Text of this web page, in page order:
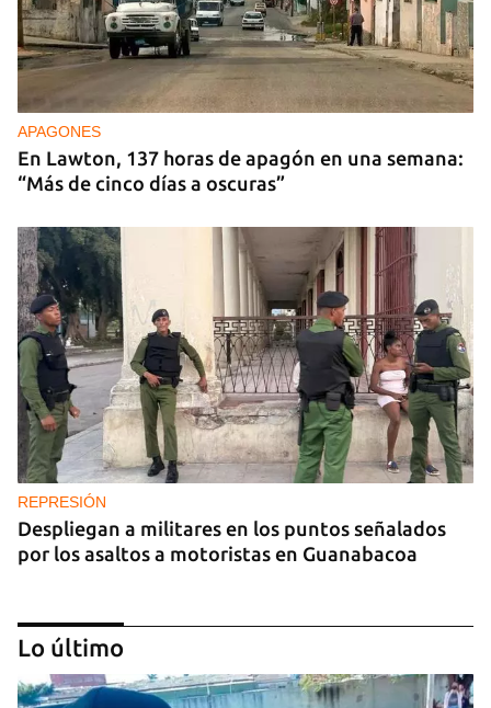
APAGONES
En Lawton, 137 horas de apagón en una semana:
“Más de cinco días a oscuras”
REPRESIÓN
Despliegan a militares en los puntos señalados
por los asaltos a motoristas en Guanabacoa
Lo último